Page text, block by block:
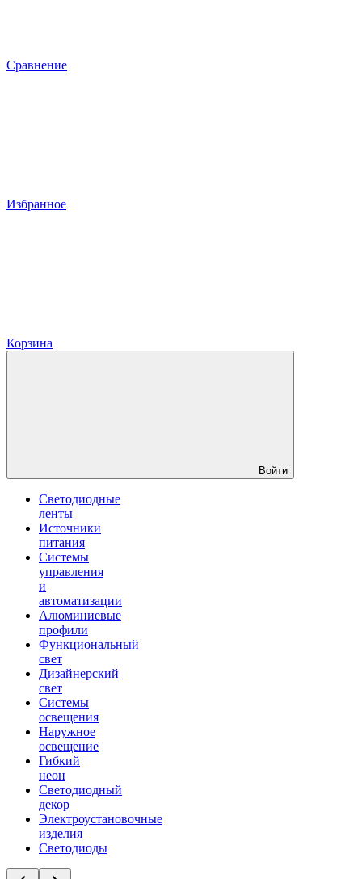
Сравнение
Избранное
Корзина
Войти
Светодиодные
ленты
Источники
питания
Системы
управления
и
автоматизации
Алюминиевые
профили
Функциональный
свет
Дизайнерский
свет
Системы
освещения
Наружное
освещение
Гибкий
неон
Светодиодный
декор
Электроустановочные
изделия
Светодиоды